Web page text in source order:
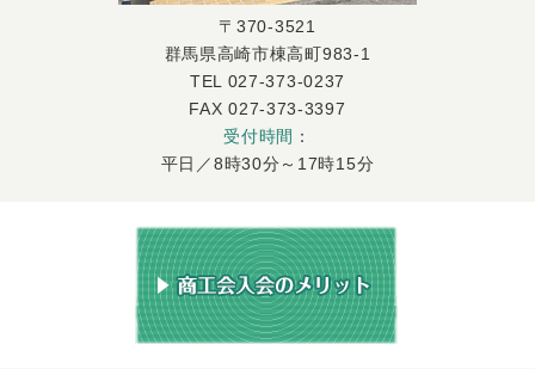
〒370-3521
群馬県高崎市棟高町983-1
TEL 027-373-0237
FAX 027-373-3397
受付時間 ：
平日／8時30分～17時15分